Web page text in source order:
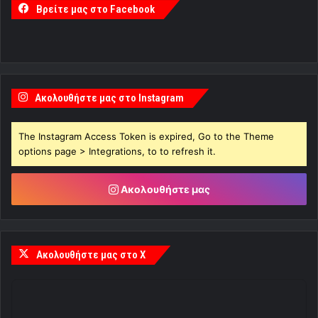
Βρείτε μας στο Facebook
Ακολουθήστε μας στο Instagram
The Instagram Access Token is expired, Go to the Theme
options page > Integrations, to to refresh it.
Ακολουθήστε μας
Ακολουθήστε μας στο X